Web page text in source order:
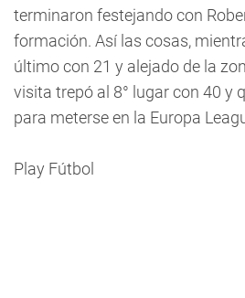
terminaron festejando con
formación. Así las cosas,
último con 21 y alejado de la
visita trepó al 8° lugar con 40 y
para meterse en la Europa
Play Fútbol